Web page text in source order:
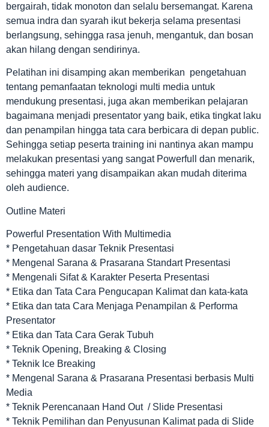
bergairah, tidak monoton dan selalu bersemangat. Karena
semua indra dan syarah ikut bekerja selama presentasi
berlangsung, sehingga rasa jenuh, mengantuk, dan bosan
akan hilang dengan sendirinya.
Pelatihan ini disamping akan memberikan pengetahuan
tentang pemanfaatan teknologi multi media untuk
mendukung presentasi, juga akan memberikan pelajaran
bagaimana menjadi presentator yang baik, etika tingkat laku
dan penampilan hingga tata cara berbicara di depan public.
Sehingga setiap peserta training ini nantinya akan mampu
melakukan presentasi yang sangat Powerfull dan menarik,
sehingga materi yang disampaikan akan mudah diterima
oleh audience.
Outline Materi
Powerful Presentation With Multimedia
* Pengetahuan dasar Teknik Presentasi
* Mengenal Sarana & Prasarana Standart Presentasi
* Mengenali Sifat & Karakter Peserta Presentasi
* Etika dan Tata Cara Pengucapan Kalimat dan kata-kata
* Etika dan tata Cara Menjaga Penampilan & Performa
Presentator
* Etika dan Tata Cara Gerak Tubuh
* Teknik Opening, Breaking & Closing
* Teknik Ice Breaking
* Mengenal Sarana & Prasarana Presentasi berbasis Multi
Media
* Teknik Perencanaan Hand Out / Slide Presentasi
* Teknik Pemilihan dan Penyusunan Kalimat pada di Slide